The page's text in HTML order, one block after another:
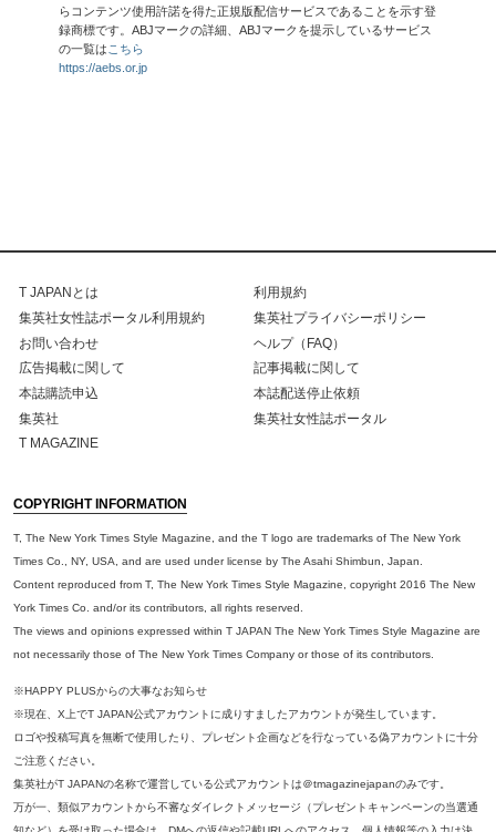
らコンテンツ使用許諾を得た正規版配信サービスであることを示す登
録商標です。ABJマークの詳細、ABJマークを提示しているサービス
の一覧は こちら
https://aebs.or.jp
T JAPANとは
利用規約
集英社女性誌ポータル利用規約
集英社プライバシーポリシー
お問い合わせ
ヘルプ（FAQ）
広告掲載に関して
記事掲載に関して
本誌購読申込
本誌配送停止依頼
集英社
集英社女性誌ポータル
T MAGAZINE
COPYRIGHT INFORMATION
T, The New York Times Style Magazine, and the T logo are trademarks of The New York
Times Co., NY, USA, and are used under license by The Asahi Shimbun, Japan.
Content reproduced from T, The New York Times Style Magazine, copyright 2016 The New
York Times Co. and/or its contributors, all rights reserved.
The views and opinions expressed within T JAPAN The New York Times Style Magazine are
not necessarily those of The New York Times Company or those of its contributors.
※HAPPY PLUSからの大事なお知らせ
※現在、X上でT JAPAN公式アカウントに成りすましたアカウントが発生しています。
ロゴや投稿写真を無断で使用したり、プレゼント企画などを行なっている偽アカウントに十分
ご注意ください。
集英社がT JAPANの名称で運営している公式アカウントは＠tmagazinejapanのみです。
万が一、類似アカウントから不審なダイレクトメッセージ（プレゼントキャンペーンの当選通